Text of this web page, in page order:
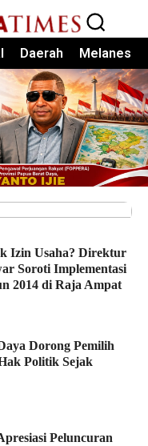
Daerah Melanesia
kepada
dan
Izin Usaha? Direktur
Soroti Implementasi
2014 di Raja Ampat
Dorong Pemilih
Politik Sejak
Peluncuran